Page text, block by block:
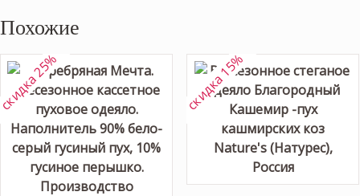
Похожие
25% скидка 15%